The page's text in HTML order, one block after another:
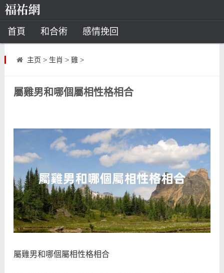
首頁 和合術 感情挽回
道教法事
星座
白羊座 水瓶座 摩羯座 射手座
算命
八字命理 八字合婚 運勢測算
主页 > 生肖 > 雞>
屬雞男和哪個屬相性格相合
屬雞男和哪個屬相性格相合